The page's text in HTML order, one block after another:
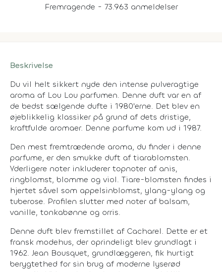
Fremragende - 73.963 anmeldelser
Beskrivelse
Du vil helt sikkert nyde den intense pulveragtige
aroma af Lou Lou parfumen. Denne duft var en af
de bedst sælgende dufte i 1980'erne. Det blev en
øjeblikkelig klassiker på grund af dets dristige,
kraftfulde aromaer. Denne parfume kom ud i 1987.
Den mest fremtrædende aroma, du finder i denne
parfume, er den smukke duft af tiarablomsten.
Yderligere noter inkluderer topnoter af anis,
ringblomst, blomme og viol. Tiare-blomsten findes i
hjertet såvel som appelsinblomst, ylang-ylang og
tuberose. Profilen slutter med noter af balsam,
vanille, tonkabønne og orris.
Denne duft blev fremstillet af Cacharel. Dette er et
fransk modehus, der oprindeligt blev grundlagt i
1962. Jean Bousquet, grundlæggeren, fik hurtigt
berygtethed for sin brug af moderne lyserød